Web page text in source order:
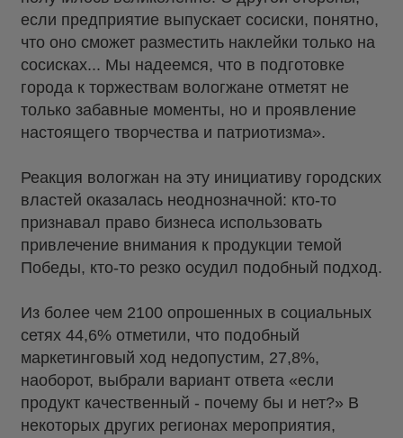
если предприятие выпускает сосиски, понятно,
что оно сможет разместить наклейки только на
сосисках... Мы надеемся, что в подготовке
города к торжествам вологжане отметят не
только забавные моменты, но и проявление
настоящего творчества и патриотизма».
Реакция вологжан на эту инициативу городских
властей оказалась неоднозначной: кто-то
признавал право бизнеса использовать
привлечение внимания к продукции темой
Победы, кто-то резко осудил подобный подход.
Из более чем 2100 опрошенных в социальных
сетях 44,6% отметили, что подобный
маркетинговый ход недопустим, 27,8%,
наоборот, выбрали вариант ответа «если
продукт качественный - почему бы и нет?» В
некоторых других регионах мероприятия,